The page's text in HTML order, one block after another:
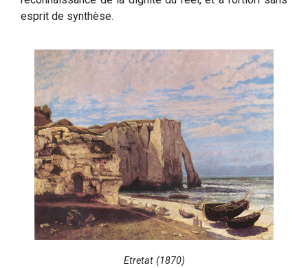
esprit de synthèse.
Etretat (1870)